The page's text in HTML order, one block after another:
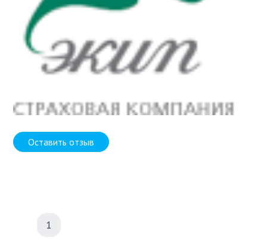
Оставить отзыв
1